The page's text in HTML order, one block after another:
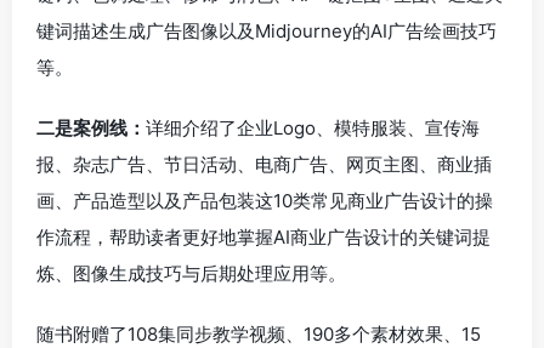
键词描述生成广告图像以及Midjourney的AI广告绘画技巧
等。
二是案例线： 详细介绍了企业Logo、模特服装、宣传海
报、杂志广告、节日活动、电商广告、网页主图、商业插
画、产品造型以及产品包装这10类常见商业广告设计的操
作流程，帮助读者更好地掌握AI商业广告设计的关键词提
炼、图像生成技巧与后期处理应用等。
随书附赠了108集同步教学视频、190多个素材效果、15